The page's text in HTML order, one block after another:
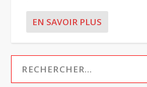
EN SAVOIR PLUS